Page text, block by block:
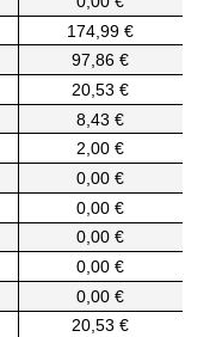
174,99 €
97,86 €
20,53 €
8,43 €
2,00 €
0,00 €
0,00 €
0,00 €
0,00 €
0,00 €
20,53 €